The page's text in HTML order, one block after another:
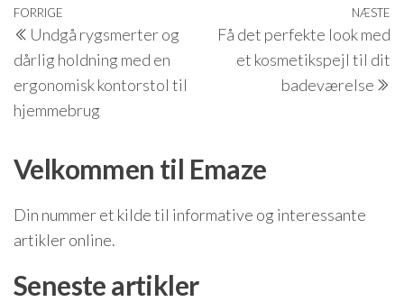
Indlægsnavigation
Forrige
indlæg
FORRIGE
Undgå rygsmerter og
dårlig holdning med en
ergonomisk kontorstol til
hjemmebrug
NÆSTE
Få det perfekte look med
et kosmetikspejl til dit
badeværelse
Velkommen til Emaze
Din nummer et kilde til informative og interessante
artikler online.
Seneste artikler